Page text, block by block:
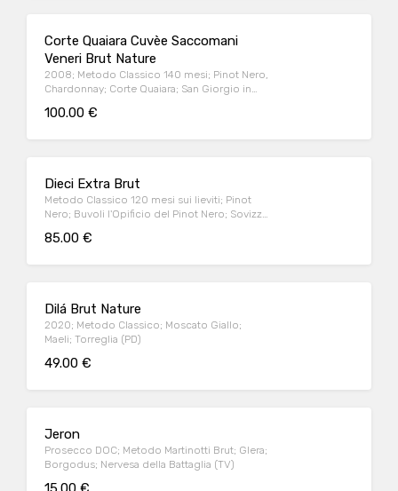
Corte Quaiara Cuvèe Saccomani
Veneri Brut Nature
2008; Metodo Classico 140 mesi; Pinot Nero,
Chardonnay; Corte Quaiara; San Giorgio in
100.00 €
Dieci Extra Brut
Metodo Classico 120 mesi sui lieviti; Pinot
Nero; Buvoli l'Opificio del Pinot Nero; Sovizzo
85.00 €
Dilá Brut Nature
2020; Metodo Classico; Moscato Giallo;
Maeli; Torreglia (PD)
49.00 €
Jeron
Prosecco DOC; Metodo Martinotti Brut; Glera;
Borgodus; Nervesa della Battaglia (TV)